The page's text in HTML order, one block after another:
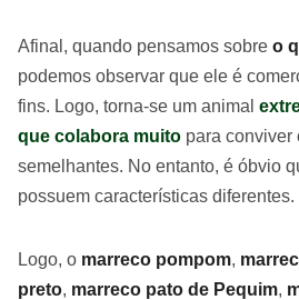
Afinal, quando pensamos sobre o
podemos observar que ele é
fins. Logo, torna-se um animal
que colabora muito para conviver
semelhantes. No entanto, é óbvio
possuem características diferentes.
Logo, o marreco pompom,
preto, marreco pato de Pequim,